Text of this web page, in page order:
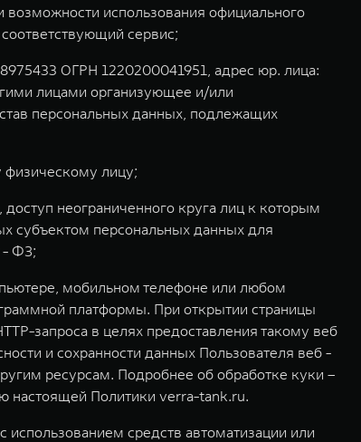
использования официального
сервис;
ОГРН 1220200041951, адрес юр. лица:
лицами организующее и/или
персональных данных, подлежащих
лицу;
неограниченного круга лиц к которым
субъектом персональных данных для
- ФЗ;
мобильном телефоне или любом
платформы. При открытии страницы
запроса в целях предоставления такому веб
и сохранности данных Пользователя веб -
ресурсам. Подробнее об обработке куки –
настоящей Политики verra-tank.ru.
средств автоматизации или